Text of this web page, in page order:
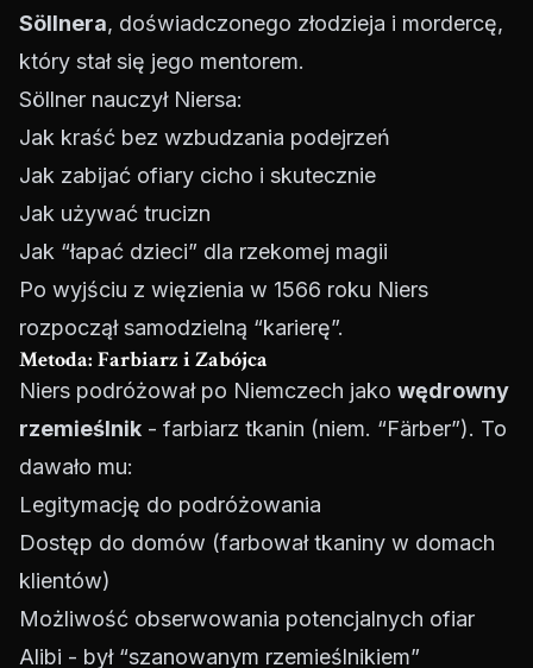
Söllnera, doświadczonego złodzieja i mordercę,
który stał się jego mentorem.
Söllner nauczył Niersa:
Jak kraść bez wzbudzania podejrzeń
Jak zabijać ofiary cicho i skutecznie
Jak używać trucizn
Jak “łapać dzieci” dla rzekomej magii
Po wyjściu z więzienia w 1566 roku Niers
rozpoczął samodzielną “karierę”.
Metoda: Farbiarz i Zabójca
Niers podróżował po Niemczech jako wędrowny
rzemieślnik - farbiarz tkanin (niem. “Färber”). To
dawało mu:
Legitymację do podróżowania
Dostęp do domów (farbował tkaniny w domach
klientów)
Możliwość obserwowania potencjalnych ofiar
Alibi - był “szanowanym rzemieślnikiem”